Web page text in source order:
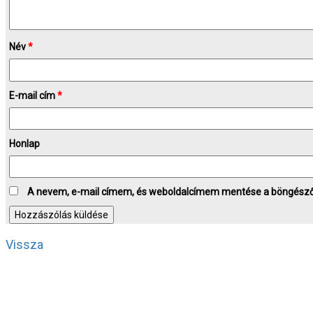
Név*
E-mail cím*
Honlap
A nevem, e-mail címem, és weboldalcímem mentése a
Vissza